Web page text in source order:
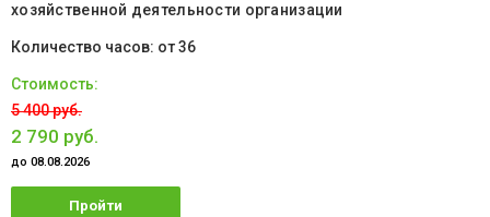
хозяйственной деятельности организации
от 36
5 400 руб.
2 790 руб.
до 08.08.2026
Пройти